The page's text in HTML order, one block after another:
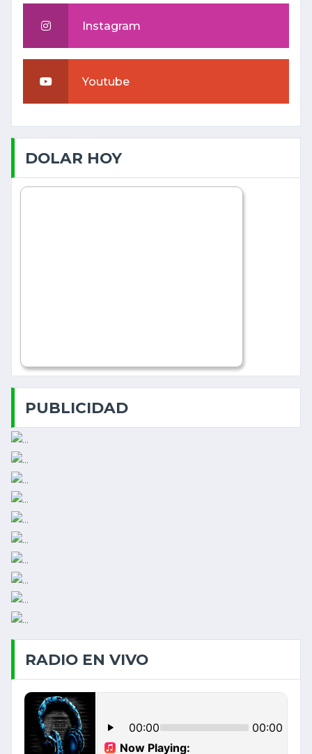
Instagram
Youtube
DOLAR HOY
PUBLICIDAD
RADIO EN VIVO